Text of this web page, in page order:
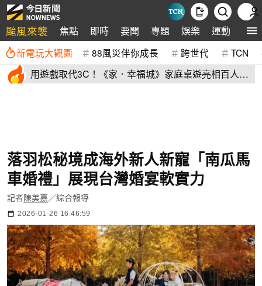
颱風來襲 焦點 即時 要聞 專題 娛樂 運動 全球
新電玩大觀園 88風災伴你成長 跨世代 TCN
用遊戲取代3C！《家．幸福城》家庭桌遊亮相百人三
落羽松秘境成海外新人新寵「南瓜馬
車婚禮」展現台灣婚宴軟實力
記者陳美嘉 ／綜合報導
2026-01-26 16:46:59